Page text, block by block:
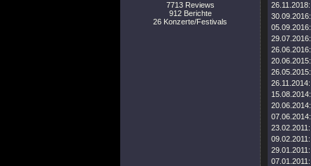
7713 Reviews
912 Berichte
26 Konzerte/Festivals
26.11.2018:
30.09.2016:
05.09.2016:
29.07.2016:
26.06.2016:
20.06.2015:
26.05.2015:
26.11.2014:
15.08.2014:
20.06.2014:
07.06.2014:
23.02.2011:
09.02.2011:
29.01.2011:
07.01.2011: